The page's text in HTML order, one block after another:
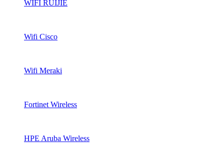
WIFI RUIJIE
Wifi Cisco
Wifi Meraki
Fortinet Wireless
HPE Aruba Wireless